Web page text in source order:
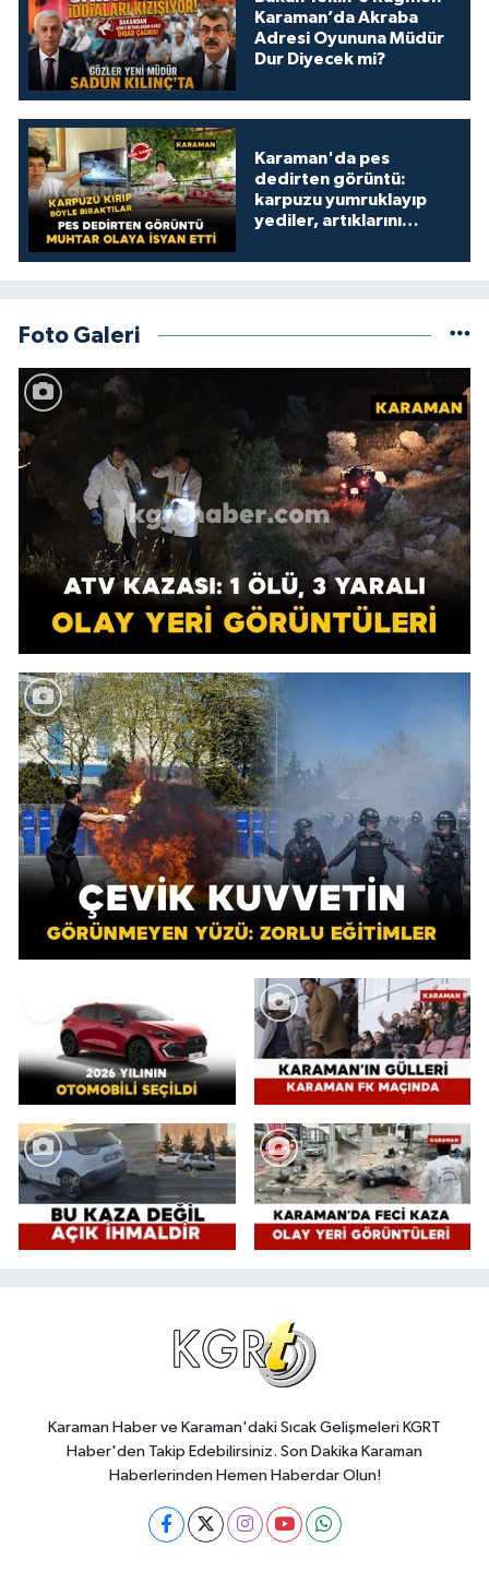
Karaman’da Akraba
Adresi Oyununa Müdür
Dur Diyecek mi?
Karaman'da pes
dedirten görüntü:
karpuzu yumruklayıp
yediler, artıklarını
Foto Galeri
Karaman Haber ve Karaman'daki Sıcak Gelişmeleri KGRT
Haber'den Takip Edebilirsiniz. Son Dakika Karaman
Haberlerinden Hemen Haberdar Olun!